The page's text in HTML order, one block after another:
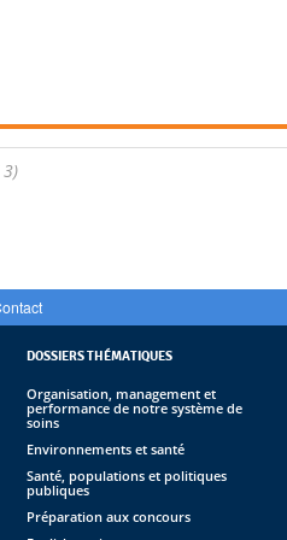
DOSSIERS THÉMATIQUES
Organisation, management et
performance de notre système de
soins
Environnements et santé
Santé, populations et politiques
publiques
Préparation aux concours